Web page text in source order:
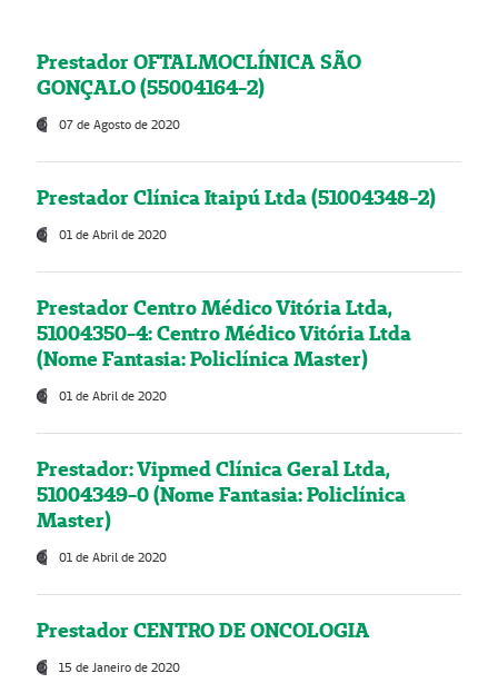
Prestador OFTALMOCLÍNICA SÃO
GONÇALO (55004164-2)
07 de Agosto de 2020
Prestador Clínica Itaipú Ltda (51004348-2)
01 de Abril de 2020
Prestador Centro Médico Vitória Ltda,
51004350-4: Centro Médico Vitória Ltda
(Nome Fantasia: Policlínica Master)
01 de Abril de 2020
Prestador: Vipmed Clínica Geral Ltda,
51004349-0 (Nome Fantasia: Policlínica
Master)
01 de Abril de 2020
Prestador CENTRO DE ONCOLOGIA
15 de Janeiro de 2020